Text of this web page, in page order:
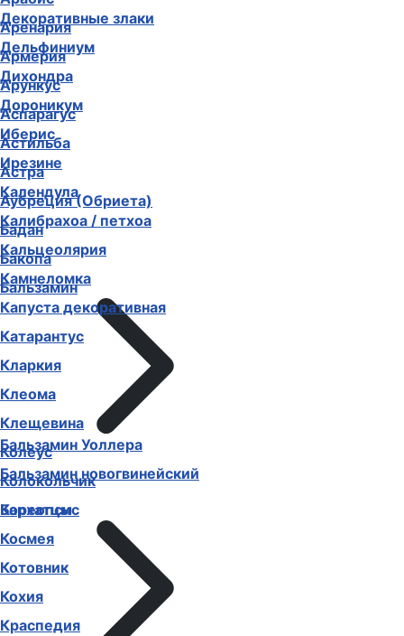
Аренария
Армерия
Арункус
Аспарагус
Астильба
Астра
Аубреция (Обриета)
Бадан
Бакопа
Бальзамин
Бальзамин Уоллера
Бальзамин новогвинейский
Бархатцы
Декоративные злаки
Дельфиниум
Дихондра
Дороникум
Иберис
Ирезине
Календула
Калибрахоа / петхоа
Кальцеолярия
Камнеломка
Капуста декоративная
Катарантус
Кларкия
Клеома
Клещевина
Колеус
Колокольчик
Кореопсис
Космея
Котовник
Кохия
Краспедия